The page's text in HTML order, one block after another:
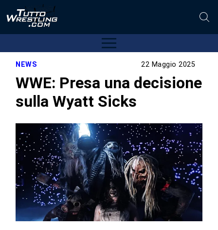
NEWS 22 Maggio 2025
WWE: Presa una decisione
sulla Wyatt Sicks